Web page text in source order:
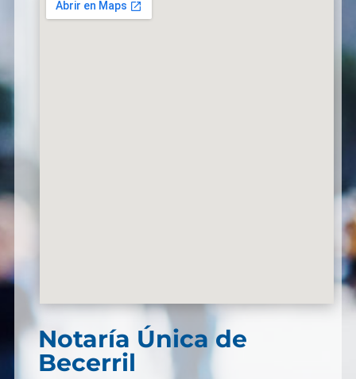
Notaría Única de
Becerril